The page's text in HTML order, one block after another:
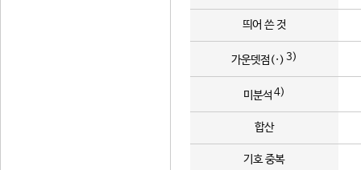
띄어 쓴 것
가운뎃점(·) 3)
미분석 4)
합산
기호 중복